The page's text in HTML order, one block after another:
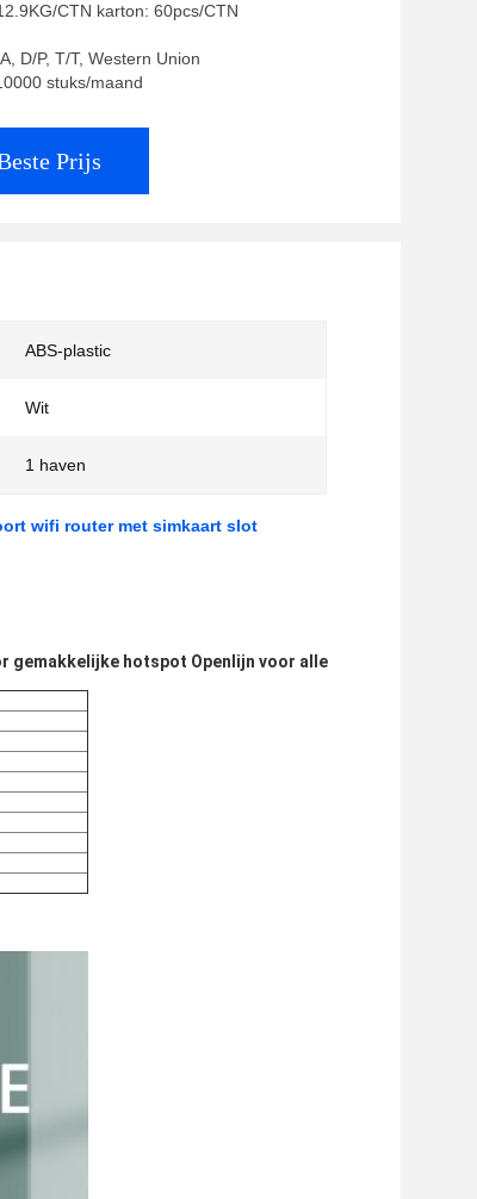
CTN karton: 60pcs/CTN
D/P, T/T, Western Union
stuks/maand
Prijs
ABS-plastic
Wit
1 haven
wifi router met simkaart slot
gemakkelijke hotspot Openlijn voor alle